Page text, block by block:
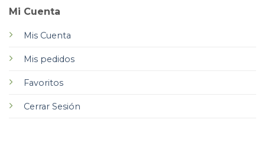
Mi Cuenta
Mis Cuenta
Mis pedidos
Favoritos
Cerrar Sesión